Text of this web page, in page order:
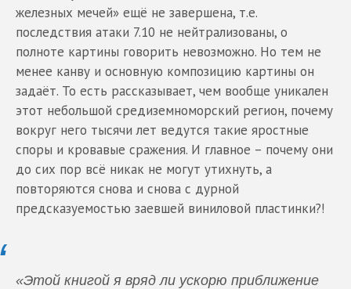
железных мечей» ещё не завершена, т.е.
последствия атаки 7.10 не нейтрализованы, о
полноте картины говорить невозможно. Но тем не
менее канву и основную композицию картины он
задаёт. То есть рассказывает, чем вообще уникален
этот небольшой средиземноморский регион, почему
вокруг него тысячи лет ведутся такие яростные
споры и кровавые сражения. И главное – почему они
до сих пор всё никак не могут утихнуть, а
повторяются снова и снова с дурной
предсказуемостью заевшей виниловой пластинки?!
«Этой книгой я вряд ли ускорю приближение